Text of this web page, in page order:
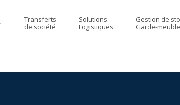
Transferts
de société
Solutions
Logistiques
Gestion de
Garde-